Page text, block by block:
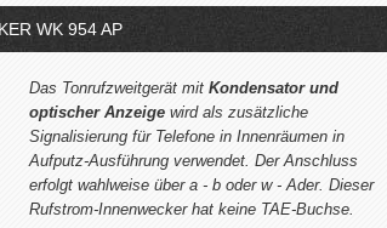
WK 954 AP
Das Tonrufzweitgerät mit Kondensator und
optischer Anzeige wird als zusätzliche
Signalisierung für Telefone in Innenräumen in
Aufputz-Ausführung verwendet. Der Anschluss
erfolgt wahlweise über a - b oder w - Ader. Dieser
Rufstrom-Innenwecker hat keine TAE-Buchse.